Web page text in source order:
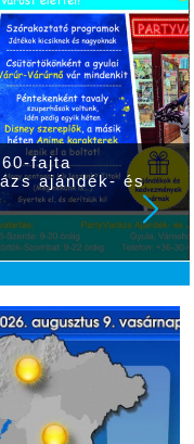
fajta
ajándék- és